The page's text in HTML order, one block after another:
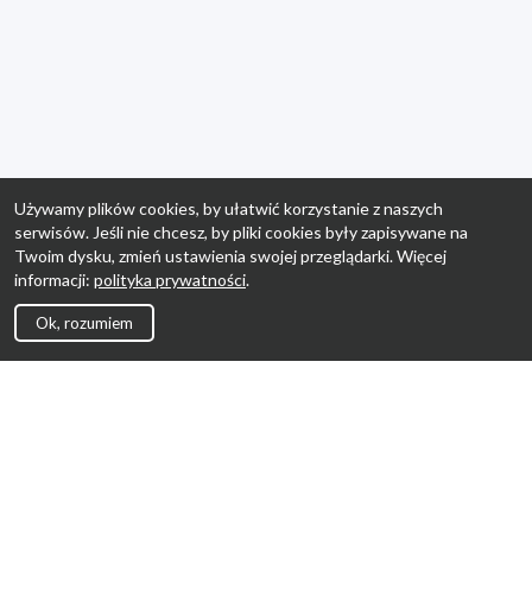
Używamy plików cookies, by ułatwić korzystanie z naszych
serwisów. Jeśli nie chcesz, by pliki cookies były zapisywane na
Twoim dysku, zmień ustawienia swojej przeglądarki. Więcej
informacji: polityka prywatności.
Ok, rozumiem